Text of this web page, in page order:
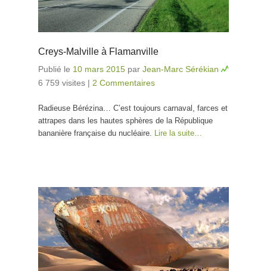
Creys-Malville à Flamanville
Publié le 10 mars 2015 par Jean-Marc Sérékian
6 759 visites | 2 Commentaires
Radieuse Bérézina… C’est toujours carnaval, farces et
attrapes dans les hautes sphères de la République
bananière française du nucléaire. Lire la suite…